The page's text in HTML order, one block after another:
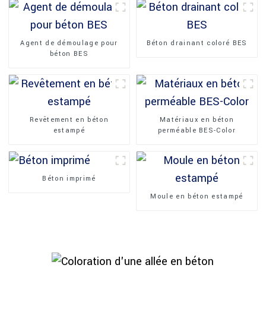
Agent de démoulage pour
béton BES
Béton drainant coloré BES
Revêtement en béton
estampé
Matériaux en béton
perméable BES-Color
Béton imprimé
Moule en béton estampé